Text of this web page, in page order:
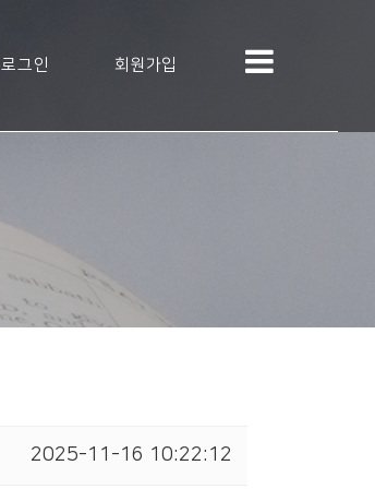
로그인 회원가입
2025-11-16 10:22:12